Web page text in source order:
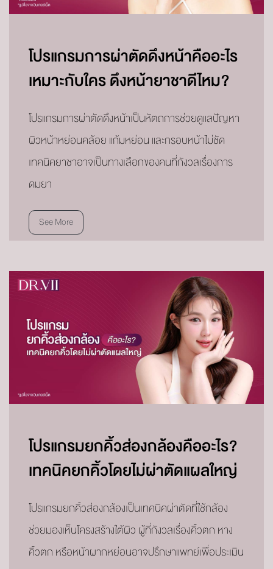
โปรแกรมการผ่าตัดดึงหน้าคืออะไร
เหมาะกับใคร ดึงหน้ายาชาดีไหม?
โปรแกรมการผ่าตัดดึงหน้าเป็นหัตถการช่วยดูแลปัญหา
ผิวหน้าหย่อนคล้อย แก้มหย่อน และกรอบหน้าไม่ชัด
เทคนิคยาชาอาจเป็นทางเลือกของคนที่กังวลเรื่องการ
ดมยา
See More
โปรแกรมยกคิ้วส่องกล้องคืออะไร?
เทคนิคยกคิ้วโดยไม่ผ่าตัดแผลใหญ่
โปรแกรมยกคิ้วส่องกล้องเป็นเทคนิคผ่าตัดที่ใช้กล้อง
ช่วยมองเห็นโครงสร้างใต้ผิว ผู้ที่กังวลเรื่องคิ้วตก หาง
คิ้วตก หรือหน้าผากหย่อนอาจปรึกษาแพทย์เพื่อประเมิน